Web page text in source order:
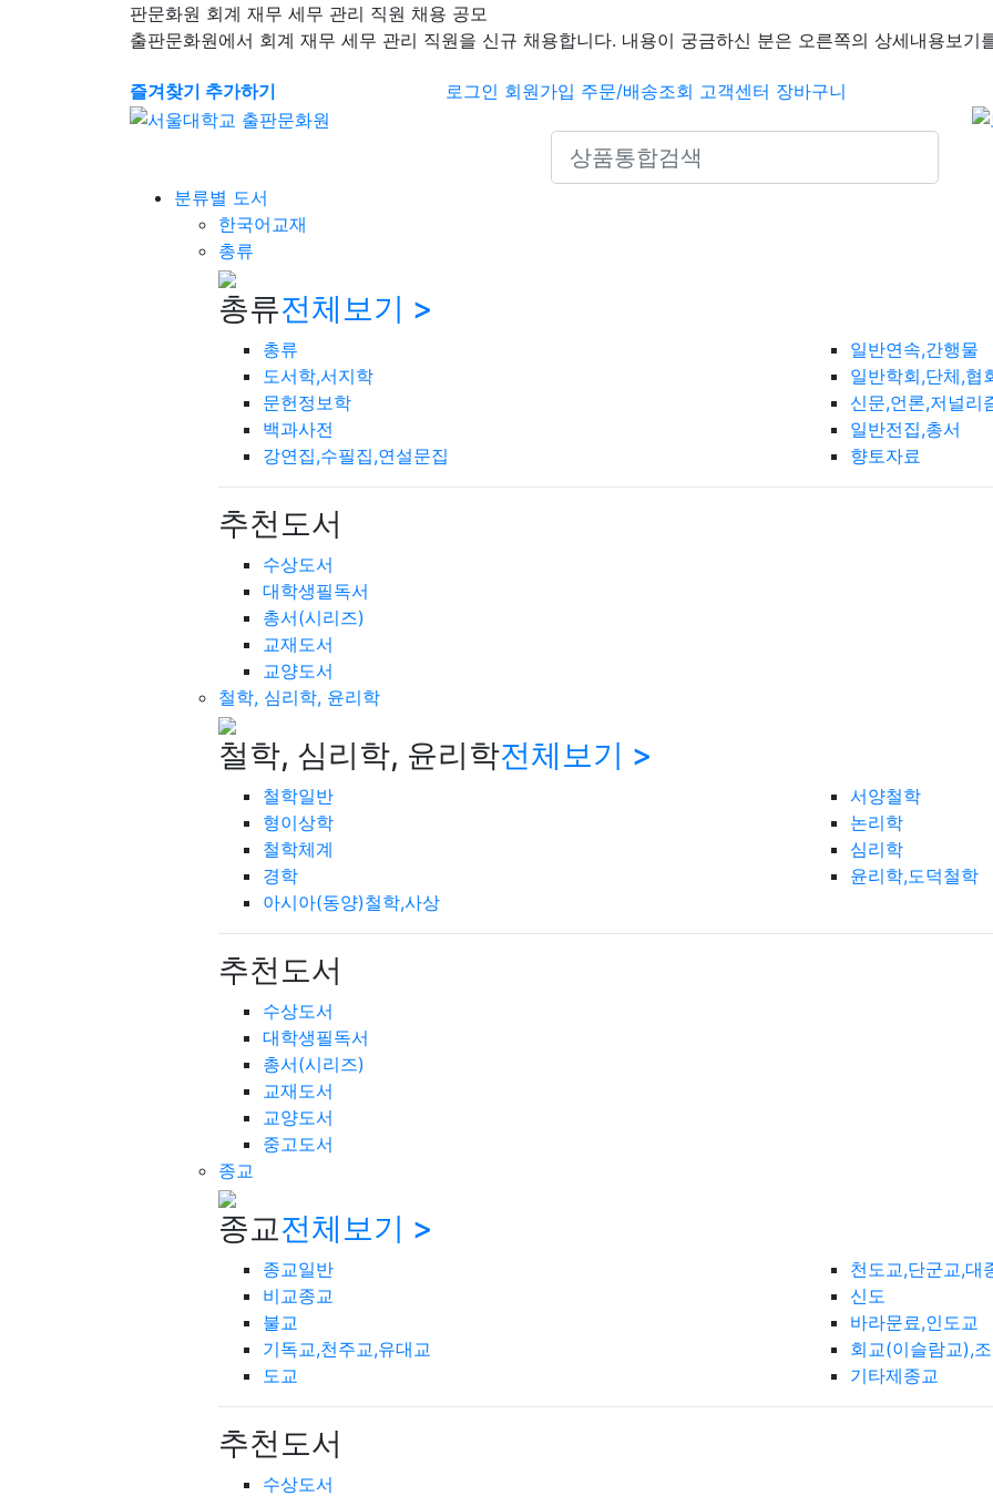
판문화원 회계 재무 세무 관리 직원 채용 공모
출판문화원에서 회계 재무 세무 관리 직원을 신규 채용합니다. 내용이 궁금하신 분은 오른쪽의 상세내용보기
즐겨찾기 추가하기 로그인 회원가입 주문/배송조회 고객센터 장바구니
Search icons
분류별 도서
한국어교재
총류
총류전체보기 >
총류
도서학,서지학
문헌정보학
백과사전
강연집,수필집,연설문집
일반연속,간행물
일반학회,단체,협
신문,언론,저널리
일반전집,총서
향토자료
추천도서
수상도서
대학생필독서
총서(시리즈)
교재도서
교양도서
철학, 심리학, 윤리학
철학, 심리학, 윤리학전체보기 >
철학일반
형이상학
철학체계
경학
아시아(동양)철학,사상
서양철학
논리학
심리학
윤리학,도덕철학
추천도서
수상도서
대학생필독서
총서(시리즈)
교재도서
교양도서
중고도서
종교
종교전체보기 >
종교일반
비교종교
불교
기독교,천주교,유대교
도교
천도교,단군교,대
신도
바라문료,인도교
회교(이슬람교),
기타제종교
추천도서
수상도서